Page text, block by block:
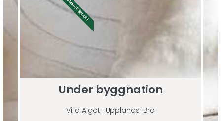
Under byggnation
Villa Algot i Upplands-Bro
KOMMER SNART